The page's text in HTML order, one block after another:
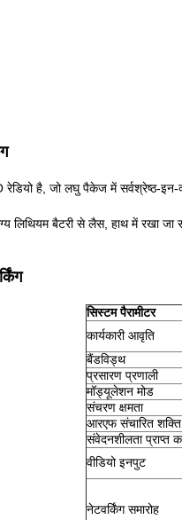
है, जो लघु पैकेज में सर्वश्रेष्ठ-इन-
लिथियम बैटरी से लैस, हाथ में रखा
सिस्टम पैरामीटर
कार्यकारी आवृति
बैंडविड्थ
प्रसारण प्रणाली
मॉड्यूलेशन मोड
संचरण क्षमता
आरएफ संचारित शक्ति
संवेदनशीलता प्राप्त
वीडियो इनपुट
नेटवर्किंग समारोह